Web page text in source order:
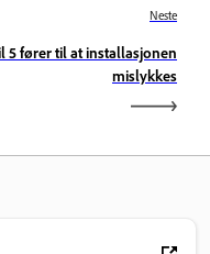
Neste
5 fører til at installasjonen
mislykkes